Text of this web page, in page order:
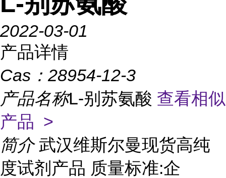
2022-03-01
产品详情
Cas： 28954-12-3
产品名称L-别苏氨酸 查看相似
产品 >
简介 武汉维斯尔曼现货高纯
度试剂产品 质量标准:企